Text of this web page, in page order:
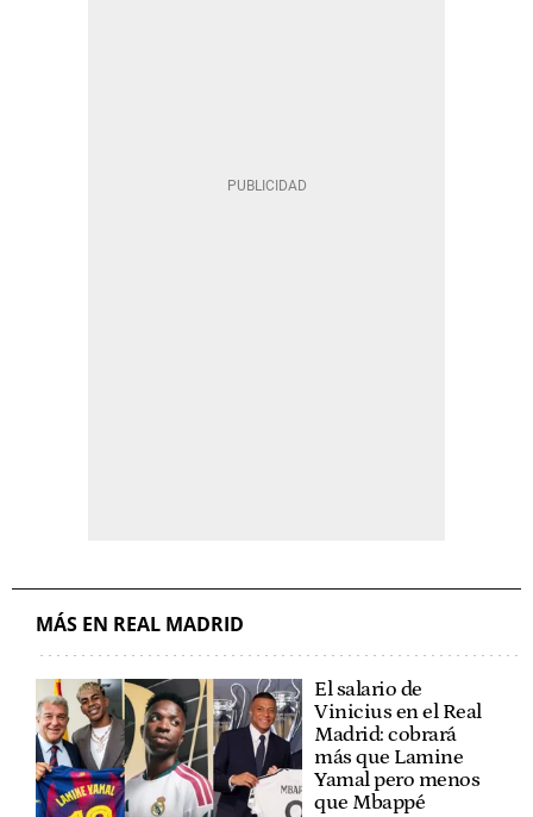
MÁS EN REAL MADRID
El salario de
Vinicius en el Real
Madrid: cobrará
más que Lamine
Yamal pero menos
que Mbappé